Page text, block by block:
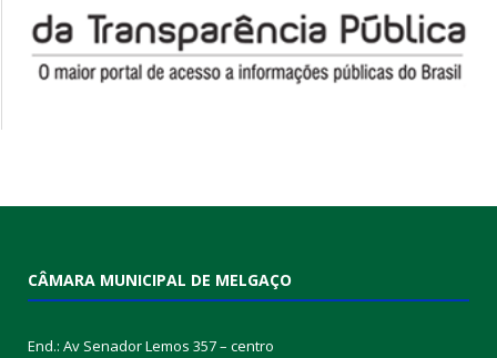
CÂMARA MUNICIPAL DE MELGAÇO
End.: Av Senador Lemos 357 – centro